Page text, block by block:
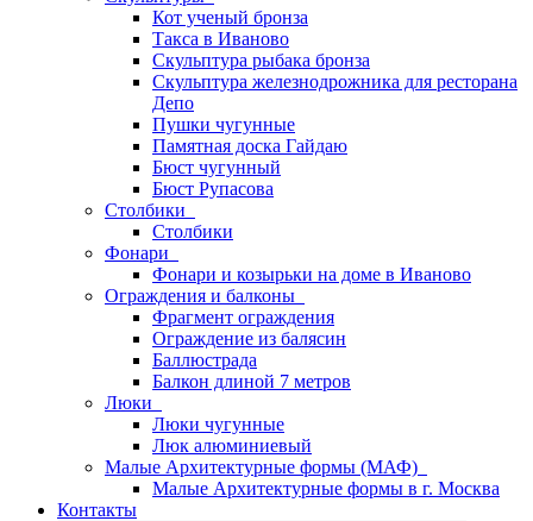
Кот ученый бронза
Такса в Иваново
Скульптура рыбака бронза
Скульптура железнодрожника для ресторана
Депо
Пушки чугунные
Памятная доска Гайдаю
Бюст чугунный
Бюст Рупасова
Столбики
Столбики
Фонари
Фонари и козырьки на доме в Иваново
Ограждения и балконы
Фрагмент ограждения
Ограждение из балясин
Баллюстрада
Балкон длиной 7 метров
Люки
Люки чугунные
Люк алюминиевый
Малые Архитектурные формы (МАФ)
Малые Архитектурные формы в г. Москва
Контакты